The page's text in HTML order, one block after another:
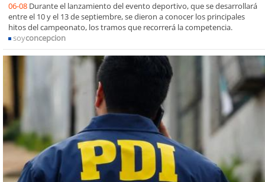
06-08 Durante el lanzamiento del evento deportivo, que se desarrollará
entre el 10 y el 13 de septiembre, se dieron a conocer los principales
hitos del campeonato, los tramos que recorrerá la competencia.
soyconcepcion